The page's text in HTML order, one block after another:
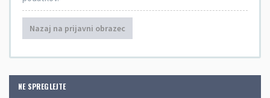
NE SPREGLEJTE
Nazaj na prijavni obrazec